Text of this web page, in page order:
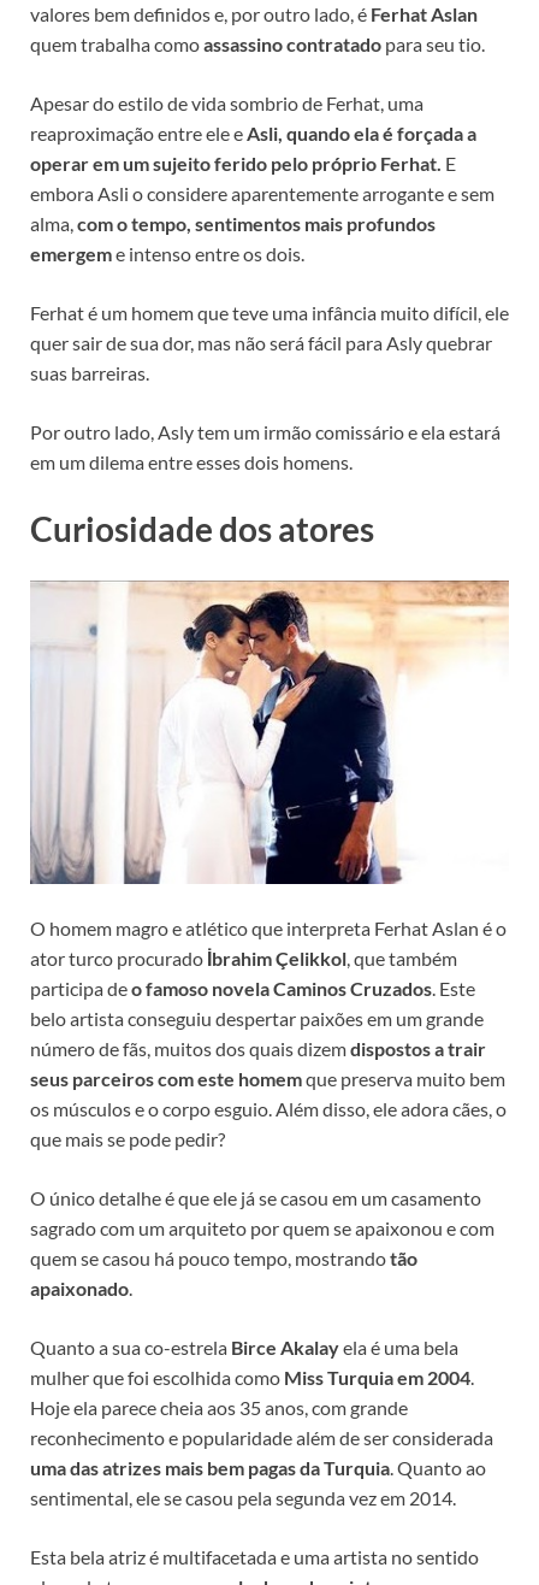
valores bem definidos e, por outro lado, é Ferhat Aslan
quem trabalha comoassassino contratado para seu tio.
Apesar do estilo de vida sombrio de Ferhat, uma
reaproximação entre ele eAsli, quando ela é forçada a
operar em um sujeito ferido pelo próprio Ferhat. E
embora Asli o considere aparentemente arrogante e sem
alma,com o tempo, sentimentos mais profundos
emergeme intenso entre os dois.
Ferhat é um homem que teve uma infância muito difícil, ele
quer sair de sua dor, mas não será fácil para Asly quebrar
suas barreiras.
Por outro lado, Asly tem um irmão comissário e ela estará
em um dilema entre esses dois homens.
Curiosidade dos atores
O homem magro e atlético que interpreta Ferhat Aslan é o
ator turco procurado İbrahim Çelikkol, que também
participa deo famoso novela Caminos Cruzados. Este
belo artista conseguiu despertar paixões em um grande
número de fãs, muitos dos quais dizemdispostos a trair
seus parceiros com este homemque preserva muito bem
os músculos e o corpo esguio. Além disso, ele adora cães, o
que mais se pode pedir?
O único detalhe é que ele já se casou em um casamento
sagrado com um arquiteto por quem se apaixonou e com
quem se casou há pouco tempo, mostrandotão
apaixonado.
Quanto a sua co-estrela Birce Akalayela é uma bela
mulher que foi escolhida como Miss Turquia em 2004.
Hoje ela parece cheia aos 35 anos, com grande
reconhecimento e popularidade além de ser considerada
uma das atrizes mais bem pagas da Turquia. Quanto ao
sentimental, ele se casou pela segunda vez em 2014.
Esta bela atriz é multifacetada e uma artista no sentido